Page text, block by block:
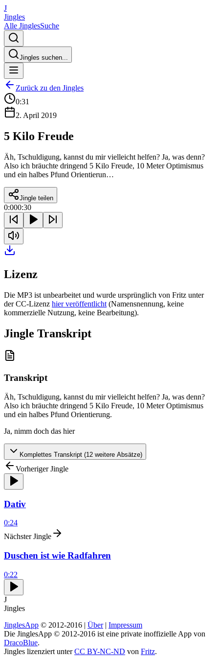
J
Jingles
Alle JinglesSuche
Jingles suchen...
Zurück zu den Jingles
0:31
2. April 2019
5 Kilo Freude
Äh, Tschuldigung, kannst du mir vielleicht helfen? Ja, was denn?
Also ich bräuchte dringend 5 Kilo Freude, 10 Meter Optimismus
und ein halbes Pfund Orientierun…
Jingle teilen
0:000:30
Lizenz
Die MP3 ist unbearbeitet und wurde ursprünglich von Fritz unter
der CC-Lizenz hier veröffentlicht (Namensnennung, keine
kommerzielle Nutzung, keine Bearbeitung).
Jingle Transkript
Transkript
Äh, Tschuldigung, kannst du mir vielleicht helfen? Ja, was denn?
Also ich bräuchte dringend 5 Kilo Freude, 10 Meter Optimismus
und ein halbes Pfund Orientierung.
Ja, nimm doch das hier
Komplettes Transkript (12 weitere Absätze)
Vorheriger Jingle
Dativ
0:24
Nächster Jingle
Duschen ist wie Radfahren
0:22
J
Jingles
JinglesApp © 2012-2016 | Über| Impressum
Die JinglesApp © 2012-2016 ist eine private inoffizielle App von
DracoBlue.
Jingles lizenziert unterCC BY-NC-ND von Fritz.